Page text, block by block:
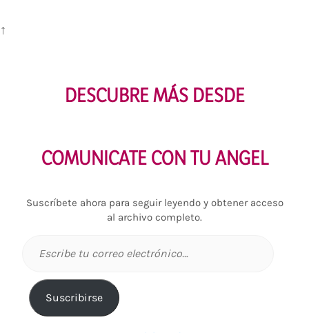
↑
DESCUBRE MÁS DESDE
COMUNICATE CON TU ANGEL
Suscríbete ahora para seguir leyendo y obtener acceso
al archivo completo.
correo
electrónico…
Suscribirse